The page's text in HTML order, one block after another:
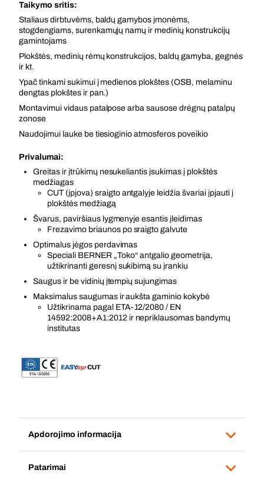
Taikymo sritis:
Staliaus dirbtuvėms, baldų gamybos įmonėms,
stogdengiams, surenkamųjų namų ir medinių konstrukcijų
gamintojams
Plokštės, medinių rėmų konstrukcijos, baldų gamyba, gegnės
ir kt.
Ypač tinkami sukimui į medienos plokštes (OSB, melaminu
dengtas plokštes ir pan.)
Montavimui vidaus patalpose arba sausose drėgnų patalpų
zonose
Naudojimui lauke be tiesioginio atmosferos poveikio
Privalumai:
Greitas ir įtrūkimų nesukeliantis įsukimas į plokštės
medžiagas
CUT (įpjova) sraigto antgalyje leidžia švariai įpjauti į
plokštės medžiagą
Švarus, paviršiaus lygmenyje esantis įleidimas
Frezavimo briaunos po sraigto galvute
Optimalus jėgos perdavimas
Speciali BERNER „Toko“ antgalio geometrija,
užtikrinanti geresnį sukibimą su įrankiu
Saugus ir be vidinių įtempių sujungimas
Maksimalus saugumas ir aukšta gaminio kokybė
Užtikrinama pagal ETA-12/2080 / EN
14592:2008+A1:2012 ir nepriklausomas bandymų
institutas
Apdorojimo informacija
Patarimai